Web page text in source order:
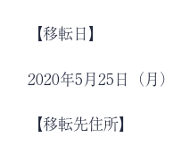
【移転日】
2020年5月25日（月）
【移転先住所】